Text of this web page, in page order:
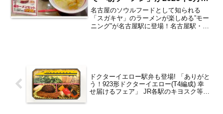
日よりスタート お得な「朝ラー
メンセット」も登場！【レポート
／独自取材／名古屋駅】
名古屋のソウルフードとして知られる
「スガキヤ」のラーメンが楽しめる”モー
ニング”が名古屋駅に登場！名古屋駅・エ
ドクターイエロー駅弁も登場! 「ありがと
う！923形ドクターイエロー(T4編成) 幸
せ届けるフェア」 JR各駅のキヨスク等で